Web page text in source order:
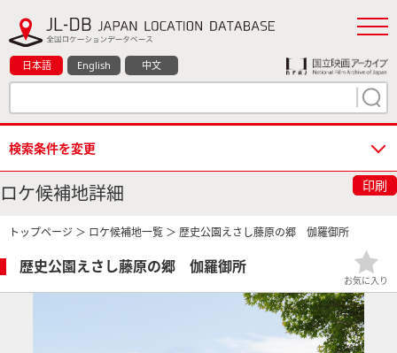
日本語 English 中文
検索条件を変更
ロケ候補地詳細 印刷
トップページ ＞ ロケ候補地一覧 ＞ 歴史公園えさし藤原の郷 伽羅御所
歴史公園えさし藤原の郷 伽羅御所
お気に入り